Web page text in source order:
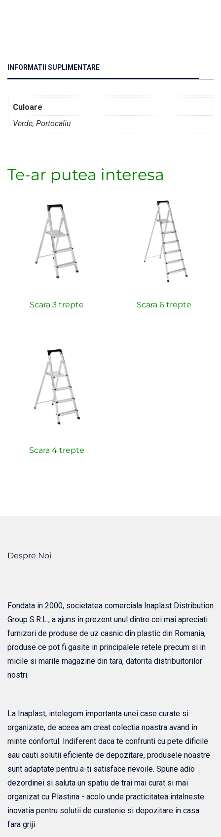
INFORMATII SUPLIMENTARE
Culoare
Verde, Portocaliu
Te-ar putea interesa
Scara 3 trepte Scara 6 trepte
Scara 4 trepte
Despre Noi
Fondata in 2000, societatea comerciala Inaplast Distribution
Group S.R.L., a ajuns in prezent unul dintre cei mai apreciati
furnizori de produse de uz casnic din plastic din Romania,
produse ce pot fi gasite in principalele retele precum si in
micile si marile magazine din tara, datorita distribuitorilor
nostri.
La Inaplast, intelegem importanta unei case curate si
organizate, de aceea am creat colectia noastra avand in
minte confortul. Indiferent daca te confrunti cu pete dificile
sau cauti solutii eficiente de depozitare, produsele noastre
sunt adaptate pentru a-ti satisface nevoile. Spune adio
dezordinei si saluta un spatiu de trai mai curat si mai
organizat cu Plastina - acolo unde practicitatea intalneste
inovatia pentru solutii de curatenie si depozitare in casa
fara griji.